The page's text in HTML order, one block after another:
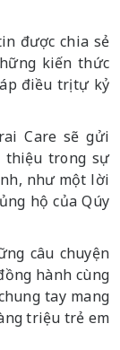
được chia sẻ
kiến thức
điều trị tự kỷ
Care sẽ gửi
thiệu trong sự
như một lời
hộ của Qúy
câu chuyện
hành cùng
tay mang
triệu trẻ em